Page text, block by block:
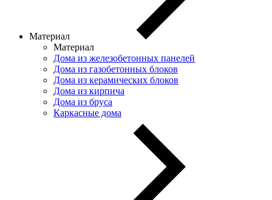
Материал
Материал
Дома из железобетонных панелей
Дома из газобетонных блоков
Дома из керамических блоков
Дома из кирпича
Дома из бруса
Каркасные дома